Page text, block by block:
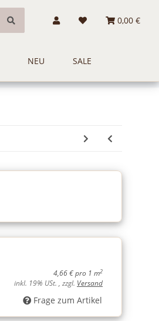
0,00 €
NEU SALE
4,66 € pro 1 m2
inkl. 19% USt. , zzgl. Versand
Frage zum Artikel